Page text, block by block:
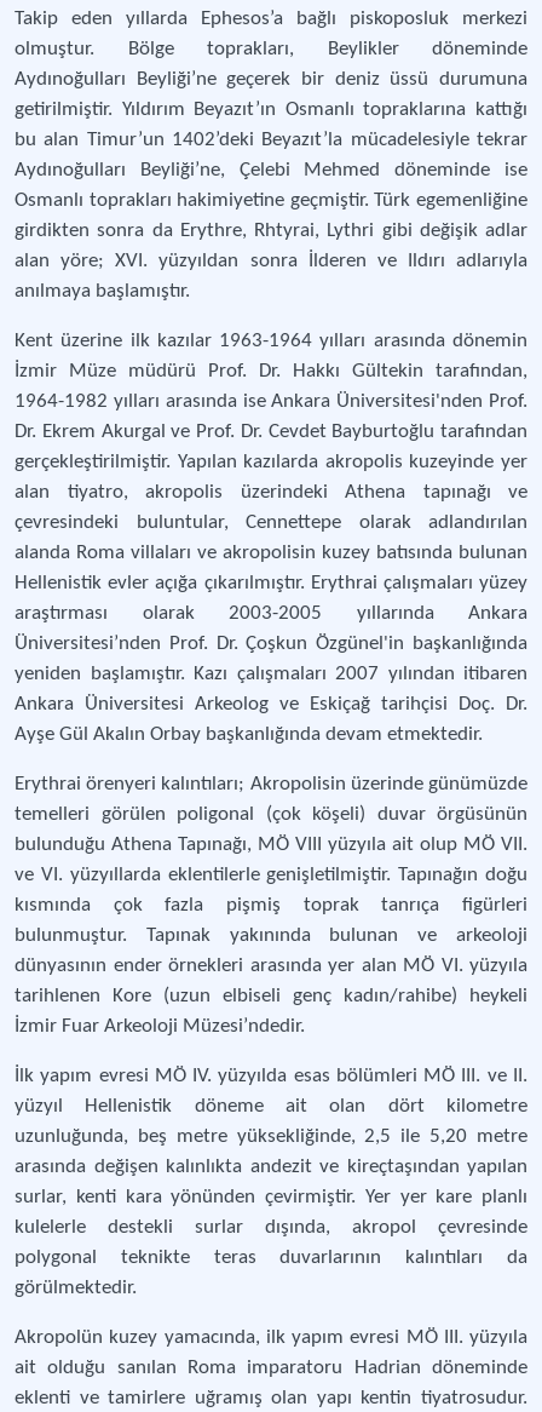
Takip eden yıllarda Ephesos’a bağlı piskoposluk merkezi
olmuştur. Bölge toprakları, Beylikler döneminde
Aydınoğulları Beyliği’ne geçerek bir deniz üssü durumuna
getirilmiştir. Yıldırım Beyazıt’ın Osmanlı topraklarına kattığı
bu alan Timur’un 1402’deki Beyazıt’la mücadelesiyle tekrar
Aydınoğulları Beyliği’ne, Çelebi Mehmed döneminde ise
Osmanlı toprakları hakimiyetine geçmiştir. Türk egemenliğine
girdikten sonra da Erythre, Rhtyrai, Lythri gibi değişik adlar
alan yöre; XVI. yüzyıldan sonra İlderen ve Ildırı adlarıyla
anılmaya başlamıştır.
Kent üzerine ilk kazılar 1963-1964 yılları arasında dönemin
İzmir Müze müdürü Prof. Dr. Hakkı Gültekin tarafından,
1964-1982 yılları arasında ise Ankara Üniversitesi'nden Prof.
Dr. Ekrem Akurgal ve Prof. Dr. Cevdet Bayburtoğlu tarafından
gerçekleştirilmiştir. Yapılan kazılarda akropolis kuzeyinde yer
alan tiyatro, akropolis üzerindeki Athena tapınağı ve
çevresindeki buluntular, Cennettepe olarak adlandırılan
alanda Roma villaları ve akropolisin kuzey batısında bulunan
Hellenistik evler açığa çıkarılmıştır. Erythrai çalışmaları yüzey
araştırması olarak 2003-2005 yıllarında Ankara
Üniversitesi’nden Prof. Dr. Çoşkun Özgünel'in başkanlığında
yeniden başlamıştır. Kazı çalışmaları 2007 yılından itibaren
Ankara Üniversitesi Arkeolog ve Eskiçağ tarihçisi Doç. Dr.
Ayşe Gül Akalın Orbay başkanlığında devam etmektedir.
Erythrai örenyeri kalıntıları; Akropolisin üzerinde günümüzde
temelleri görülen poligonal (çok köşeli) duvar örgüsünün
bulunduğu Athena Tapınağı, MÖ VIII yüzyıla ait olup MÖ VII.
ve VI. yüzyıllarda eklentilerle genişletilmiştir. Tapınağın doğu
kısmında çok fazla pişmiş toprak tanrıça figürleri
bulunmuştur. Tapınak yakınında bulunan ve arkeoloji
dünyasının ender örnekleri arasında yer alan MÖ VI. yüzyıla
tarihlenen Kore (uzun elbiseli genç kadın/rahibe) heykeli
İzmir Fuar Arkeoloji Müzesi’ndedir.
İlk yapım evresi MÖ IV. yüzyılda esas bölümleri MÖ III. ve II.
yüzyıl Hellenistik döneme ait olan dört kilometre
uzunluğunda, beş metre yüksekliğinde, 2,5 ile 5,20 metre
arasında değişen kalınlıkta andezit ve kireçtaşından yapılan
surlar, kenti kara yönünden çevirmiştir. Yer yer kare planlı
kulelerle destekli surlar dışında, akropol çevresinde
polygonal teknikte teras duvarlarının kalıntıları da
görülmektedir.
Akropolün kuzey yamacında, ilk yapım evresi MÖ III. yüzyıla
ait olduğu sanılan Roma imparatoru Hadrian döneminde
eklenti ve tamirlere uğramış olan yapı kentin tiyatrosudur.